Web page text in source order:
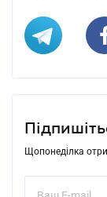
Щопонеділка